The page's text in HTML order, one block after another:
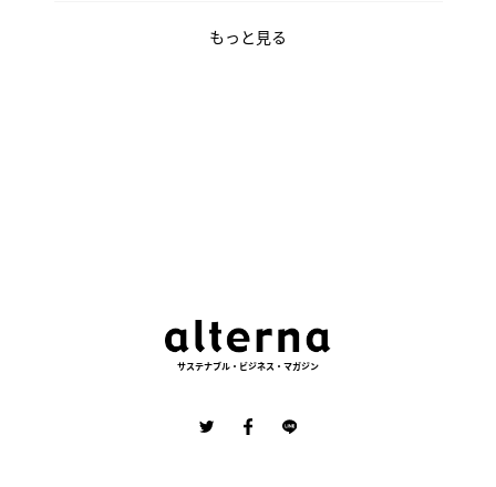
もっと見る
サステナブル・ビジネス・マガジン